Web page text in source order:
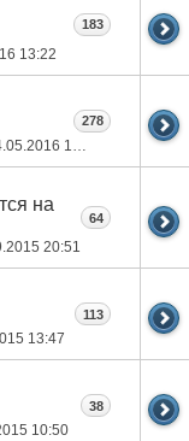
13:22
183
12:21
278
на
20:51
64
13:47
113
10:50
38